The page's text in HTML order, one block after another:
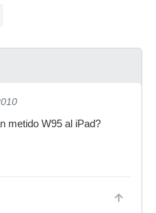
metido W95 al iPad?